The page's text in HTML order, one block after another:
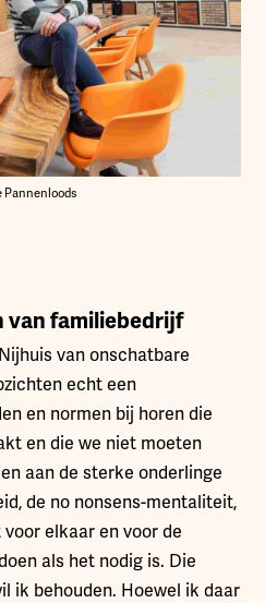
Pannenloods
van familiebedrijf
van onschatbare
echt een
en normen bij horen die
en die we niet moeten
aan de sterke onderlinge
de no nonsens-mentaliteit,
elkaar en voor de
als het nodig is. Die
ik behouden. Hoewel ik daar